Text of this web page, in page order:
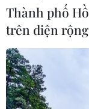
Thành phố
trên diện rộng